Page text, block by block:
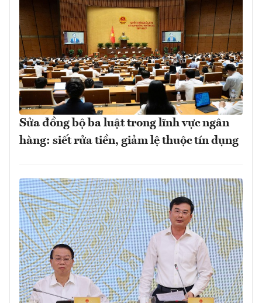
Sửa đồng bộ ba luật trong lĩnh vực ngân
hàng: siết rửa tiền, giảm lệ thuộc tín dụng